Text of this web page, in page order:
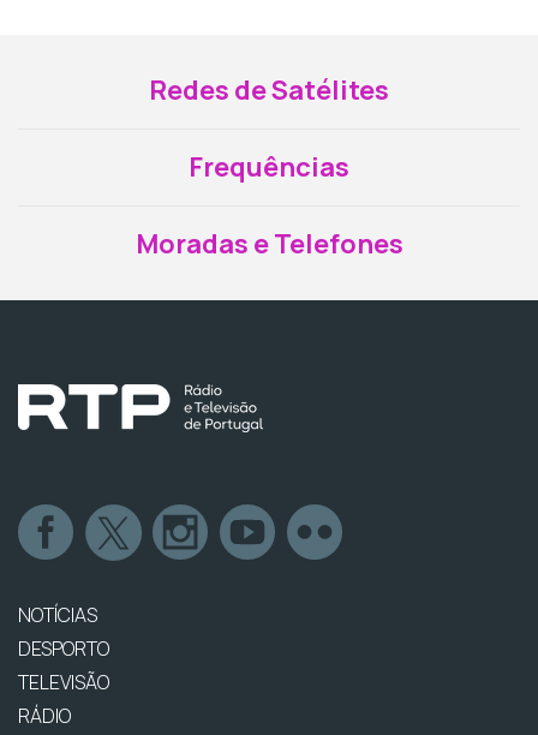
Redes de Satélites
Frequências
Moradas e Telefones
NOTÍCIAS
DESPORTO
TELEVISÃO
RÁDIO